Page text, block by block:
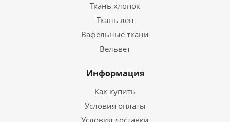
Ткань хлопок
Ткань лён
Вафельные ткани
Вельвет
Информация
Как купить
Условия оплаты
Условия доставки